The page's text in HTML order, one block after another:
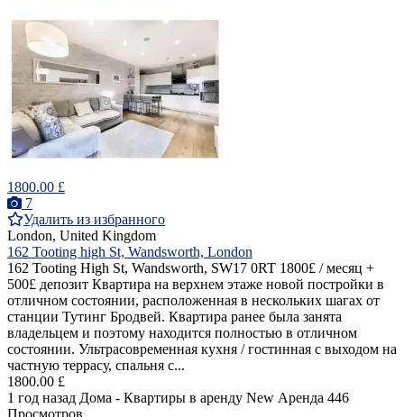
1800.00 £
7
Удалить из избранного
London, United Kingdom
162 Tooting high St, Wandsworth, London
162 Tooting High St, Wandsworth, SW17 0RT 1800£ / месяц +
500£ депозит Квартира на верхнем этаже новой постройки в
отличном состоянии, расположенная в нескольких шагах от
станции Тутинг Бродвей. Квартира ранее была занята
владельцем и поэтому находится полностью в отличном
состоянии. Ультрасовременная кухня / гостинная с выходом на
частную террасу, спальня с...
1800.00 £
1 год назад Дома - Квартиры в аренду New Аренда 446